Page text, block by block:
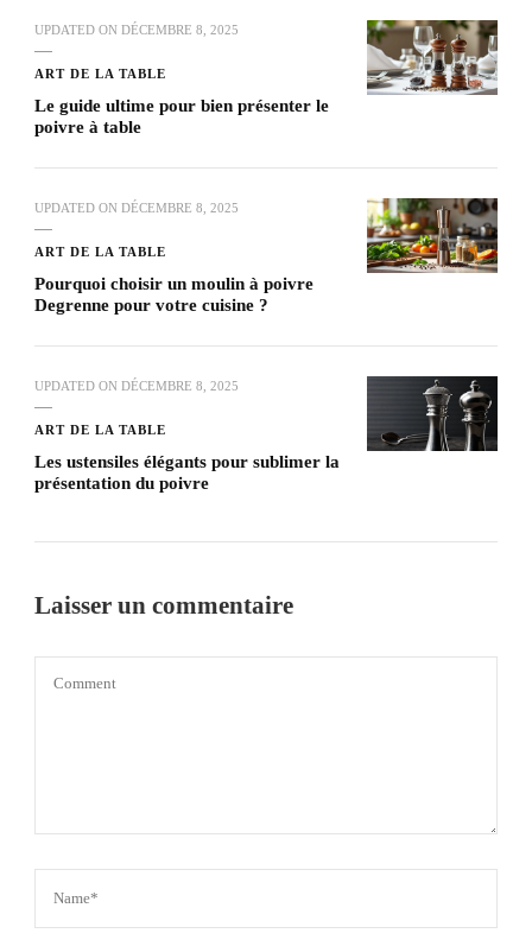
UPDATED ON DÉCEMBRE 8, 2025
ART DE LA TABLE
Le guide ultime pour bien présenter le
poivre à table
UPDATED ON DÉCEMBRE 8, 2025
ART DE LA TABLE
Pourquoi choisir un moulin à poivre
Degrenne pour votre cuisine ?
UPDATED ON DÉCEMBRE 8, 2025
ART DE LA TABLE
Les ustensiles élégants pour sublimer la
présentation du poivre
Laisser un commentaire